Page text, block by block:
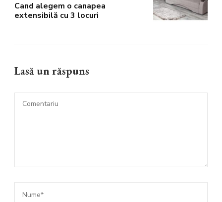
Cand alegem o canapea
extensibilă cu 3 locuri
Lasă un răspuns